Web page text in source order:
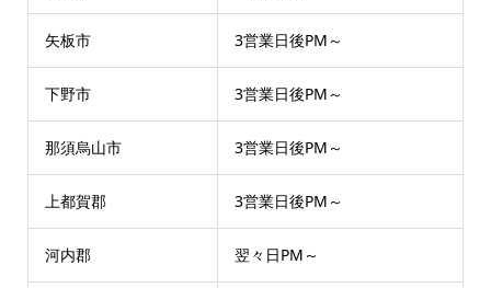
矢板市 3営業日後PM～
下野市 3営業日後PM～
那須烏山市 3営業日後PM～
上都賀郡 3営業日後PM～
河内郡 翌々日PM～